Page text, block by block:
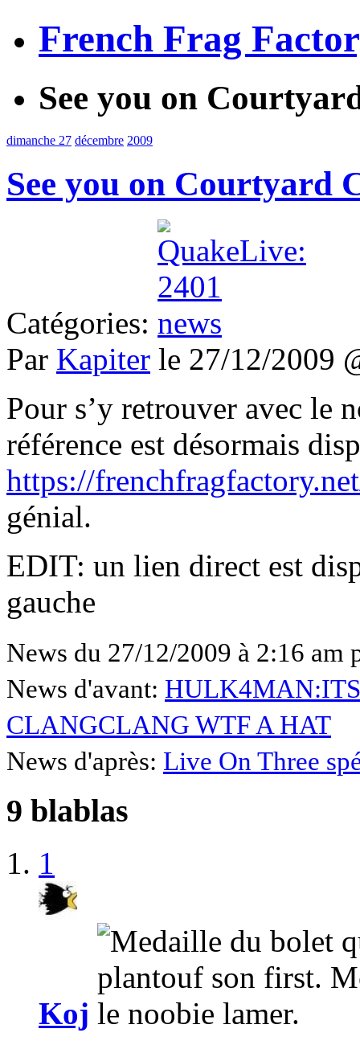
French Frag
See you on
dimanche 27 décembre 2009
See you on
Catégories:
Par Kapiter le 27/12/2009
Pour s’y retrouver avec le
référence est désormais
https://
génial.
EDIT: un lien direct est
gauche
News du 27/12/2009 à 2:16 am
News d'avant: HULK4MAN:ITS
CLANGCLANG WTF A HAT
News d'après: Live On Three
9 blablas
1
Koj